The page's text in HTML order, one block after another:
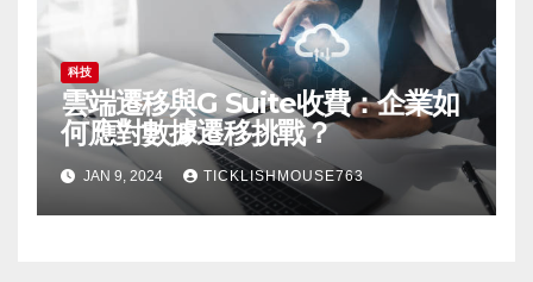
科技
雲端遷移與G Suite收費：企業如
何應對數據遷移挑戰？
JAN 9, 2024 TICKLISHMOUSE763